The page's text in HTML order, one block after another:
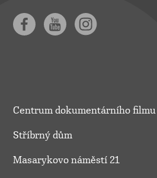
Centrum dokumentárního filmu
Stříbrný dům
Masarykovo náměstí 21